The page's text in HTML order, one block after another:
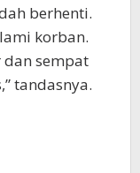
berhenti.
korban.
sempat
tandasnya.